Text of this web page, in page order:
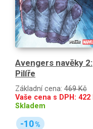
Avengers navěky 2:
Pilíře
Základní cena: 469 Kč
Vaše cena s DPH: 422
Skladem
-10%